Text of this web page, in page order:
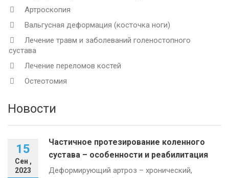
Артроскопия
Вальгусная деформация (косточка ноги)
Лечение травм и заболеваний голеностопного
сустава
Лечение переломов костей
Остеотомия
Новости
15
Сен ,
2023
Частичное протезирование коленного
сустава – особенности и реабилитация
Деформирующий артроз – хронический,